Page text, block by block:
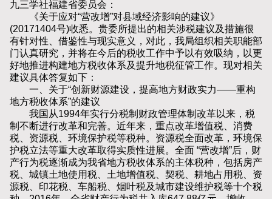
九三学社福建省委员会：
《关于应对“营改增”对县域经济影响的建议》
(20171404号)收悉。贵委所提出的相关涉税建议及措施很
有针对性、借鉴性与现实意义，对此，我局组织相关职能部
门认真研究，并将在今后的税收工作中予以有效吸纳，以更
好地推进构建地方税收体系及提升地税征管工作。现对相关
建议具体答复如下：
一、关于“创新财源建设，提高地方财政实力——重构
地方税收体系”的建议
我国从1994年实行分税制财政管理体制改革以来，税
制不断进行改革和完善。近年来，重点改革增值税、消费
税、资源税、环境保护税等税种。资源税全面改革，环境保
护税立法等重大改革取得实质性进展。全面 “营改增”后，财
产行为税逐渐成为我省地方税收体系的主体税种，包括房产
税、城镇土地使用税、土地增值税、契税、耕地占用税、资
源税、印花税、车船税、烟叶税及城市建设维护税等十个税